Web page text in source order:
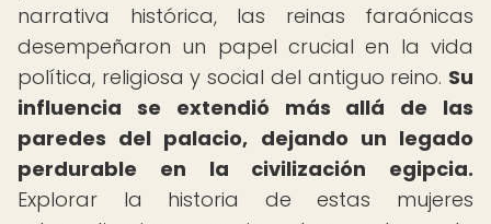
narrativa histórica, las reinas faraónicas
desempeñaron un papel crucial en la vida
política, religiosa y social del antiguo reino. Su
influencia se extendió más allá de las
paredes del palacio, dejando un legado
perdurable en la civilización egipcia.
Explorar la historia de estas mujeres